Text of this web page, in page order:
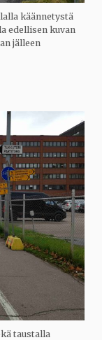
käännetystä
edellisen kuvan
jälleen
taustalla